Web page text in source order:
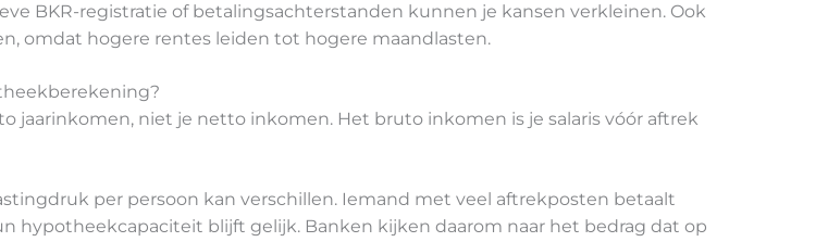
BKR-registratie of betalingsachterstanden kunnen je kansen verkleinen. Ook
omdat hogere rentes leiden tot hogere maandlasten.
niet je netto inkomen. Het bruto inkomen is je salaris vóór aftrek
per persoon kan verschillen. Iemand met veel aftrekposten betaalt
hypotheekcapaciteit blijft gelijk. Banken kijken daarom naar het bedrag dat op